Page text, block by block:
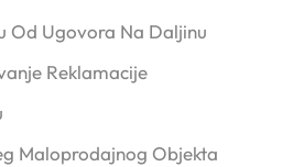
Od Ugovora Na Daljinu
Reklamacije
Maloprodajnog Objekta